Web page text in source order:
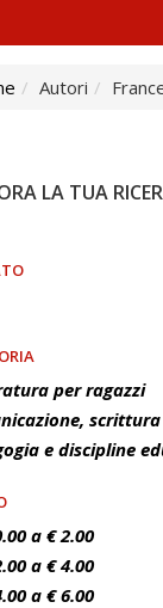
Autori
LA TUA
per ragazzi
e discipline
a € 2.00
a € 4.00
a € 6.00